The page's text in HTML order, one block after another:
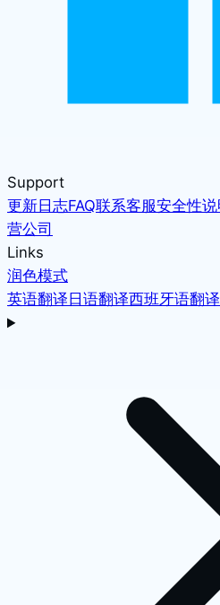
Support
更新日志FAQ联系客服安全性说
营公司
Links
润色模式
英语翻译 日语翻译西班牙语翻译